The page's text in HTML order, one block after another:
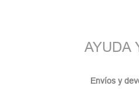
AYUDA
Envíos y